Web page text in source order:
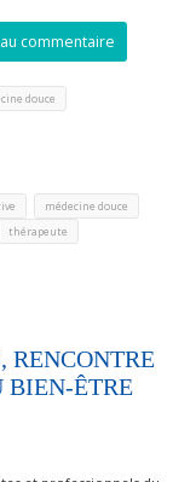
commentaire
douce
médecine douce
thérapeute
RENCONTRE
BIEN-ÊTRE